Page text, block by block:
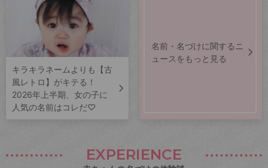
キラキラネームよりも【古
風レトロ】がキテる！
2026年上半期、女の子に
人気の名前はコレだ♡
名前・名づけに関するニ
ュースをもっと見る
EXPERIENCE